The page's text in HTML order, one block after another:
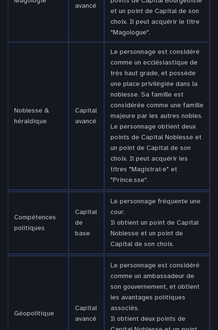
avancé
et un point de Capital de son
choix. Il peut acquérir le titre
"Magologue".
Noblesse &
héraldique
Capital
avancé
Le personnage est considéré
comme un ecclésiastique de
très haut grade, et possède
une place privilégiée dans la
noblesse. Sa famille est
considérée comme une famille
majeure par les autres nobles.
Le personnage obtient deux
points de Capital Noblesse et
un point de Capital de son
choix. Il peut acquérir les
titres "Magistrat·e" et
"Prince.sse".
Compétences
politiques
Capital
de
base
Le personnage fréquente une
cour.
Il obtient un point de Capital
Noblesse et un point de
Capital de son choix.
Géopolitique
Capital
avancé
Le personnage est considéré
comme un ambassadeur de
son gouvernement, et obtient
les avantages politiques
associés.
Il obtient deux points de